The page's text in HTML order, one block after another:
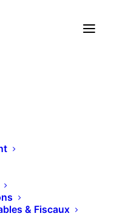
& Fiscaux
– Paris
chez BLC :